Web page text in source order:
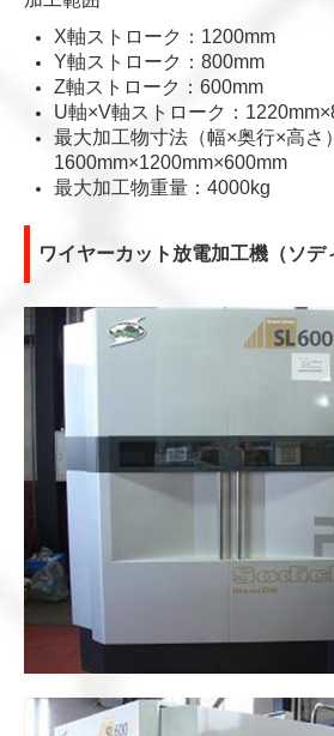
X軸ストローク： 1200mm
Y軸ストローク： 800mm
Z軸ストローク： 600mm
U軸×V軸ストローク：
最大加工物寸法（幅×奥行×高さ
1600mm×1200mm×600mm
最大加工物重量：4000kg
ワイヤーカット放電加工機（ソデ